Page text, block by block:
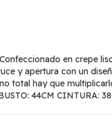
en crepe
y apertura con un
total hay que
44CM CINTURA: